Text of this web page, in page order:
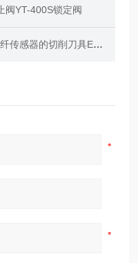
阀YT-400S锁定阀
感器的切削刀具E20600